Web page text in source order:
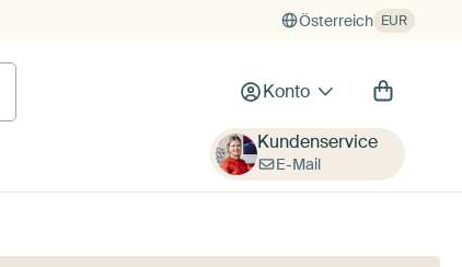
Österreich EUR
Konto
Kundenservice
E-Mail